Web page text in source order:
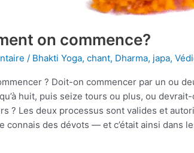
on commence?
/ Bhakti Yoga,chant, Dharma, japa,
? Doit-on commencer par un ou
huit, puis seize tours ou plus, ou
? Les deux processus sont valides et
connais des dévots — et c’était ainsi dans